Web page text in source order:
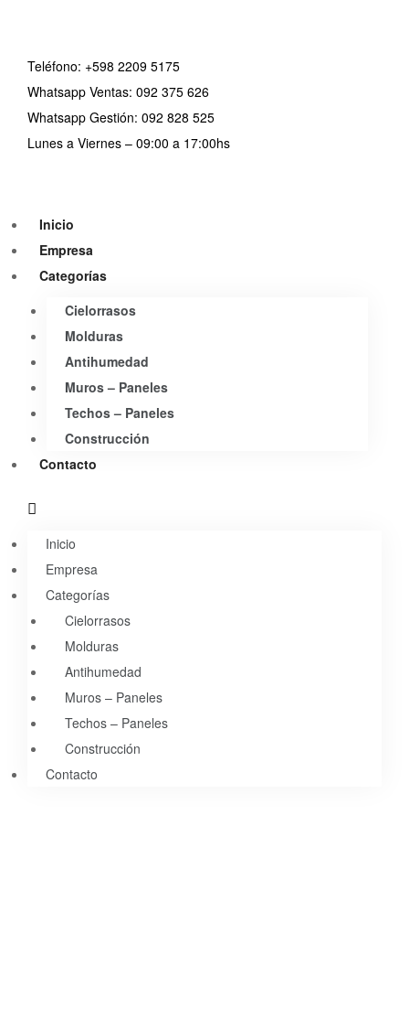
Teléfono: +598 2209 5175
Whatsapp Ventas: 092 375 626
Whatsapp Gestión: 092 828 525
Lunes a Viernes – 09:00 a 17:00hs
Inicio
Empresa
Categorías
Cielorrasos
Molduras
Antihumedad
Muros – Paneles
Techos – Paneles
Construcción
Contacto
Inicio
Empresa
Categorías
Cielorrasos
Molduras
Antihumedad
Muros – Paneles
Techos – Paneles
Construcción
Contacto